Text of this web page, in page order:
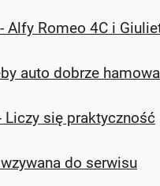
Alfy Romeo 4C i
auto dobrze
Liczy się praktyczność
do serwisu